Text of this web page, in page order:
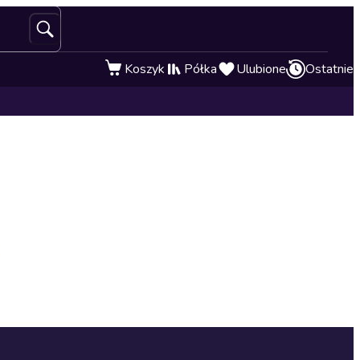
Koszyk Półka Ulubione Ostatnie